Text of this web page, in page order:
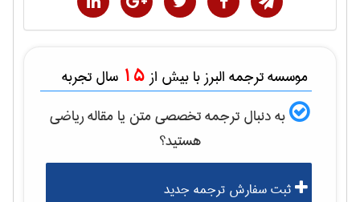
موسسه ترجمه البرز با بیش از 15 سال تجربه
به دنبال ترجمه تخصصی متن یا مقالهرياضی
هستید؟
ثبت سفارش ترجمه جدید